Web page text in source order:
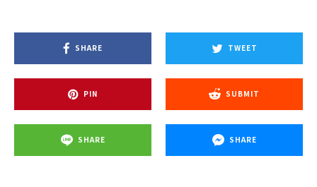
SHARE TWEET
PIN SUBMIT
SHARE SHARE